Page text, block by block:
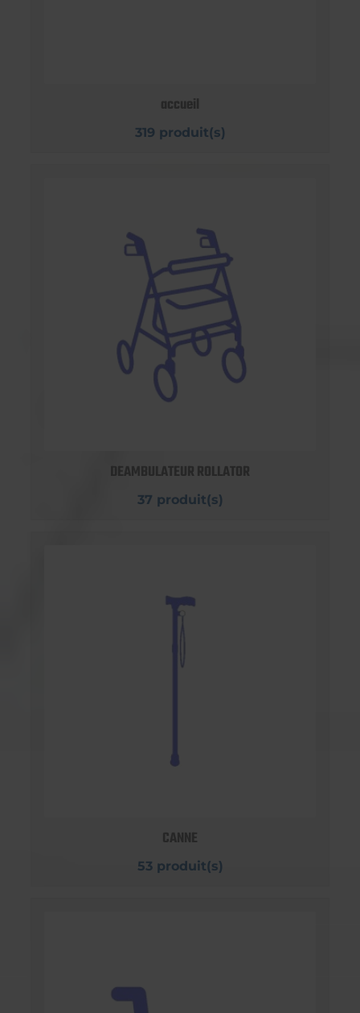
accueil
319 produit(s)
DEAMBULATEUR ROLLATOR
37 produit(s)
CANNE
53 produit(s)